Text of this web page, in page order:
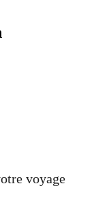
voyage